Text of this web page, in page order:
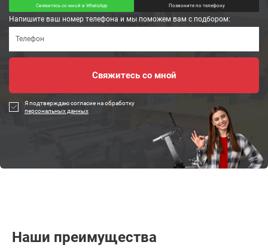
Свяжитесь со мной в WhatsApp Позвоните по телефону
Напишите ваш номер телефона и мы поможем вам с подбором:
Я подтверждаю согласие на обработку
персональных данных
Наши преимущества